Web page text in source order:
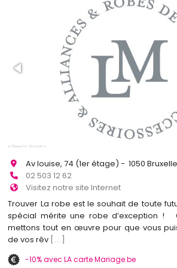
Av louise, 74 (1er étage) - 1050
02 503 12 62
Visitez notre site Internet
Trouver La robe est le souhait de toute
spécial mérite une robe d’exception !
mettons tout en œuvre pour que vous
de vos rêv [...]
-10% avec LA carte Mariage.be